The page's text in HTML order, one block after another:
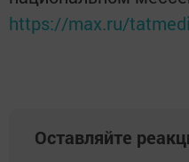
https://max.ru/
Оставляйте